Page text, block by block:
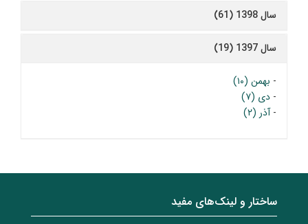
سال 1398 (61)
سال 1397 (19)
- بهمن (۱۰)
- دی (۷)
-آذر (۲)
ساختار‌‌ و‌‌ لینک‌های مفید